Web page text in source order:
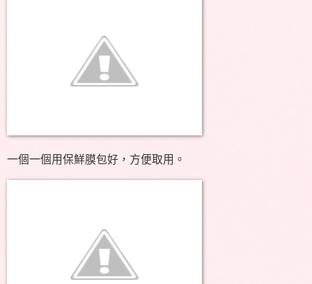
一個一個用保鮮膜包好，方便取用。